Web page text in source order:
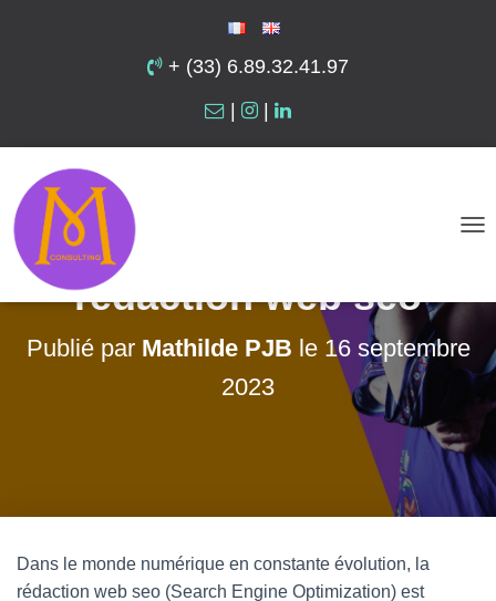
+ (33) 6.89.32.41.97
P
I
L
A
Les 7 avantages
incontestables de la
rédaction web seo
Publié par Mathilde PJB le 16 septembre
2023
Dans le monde numérique en constante évolution, la
rédaction web seo (Search Engine Optimization) est